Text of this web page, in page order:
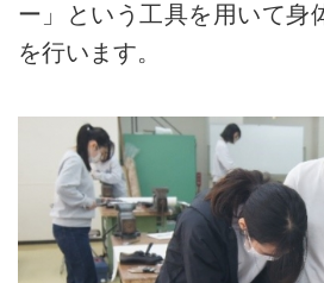
ー」という工具を用いて身
を行います。